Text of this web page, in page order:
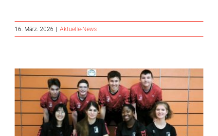
16. März. 2026 | Aktuelle-News